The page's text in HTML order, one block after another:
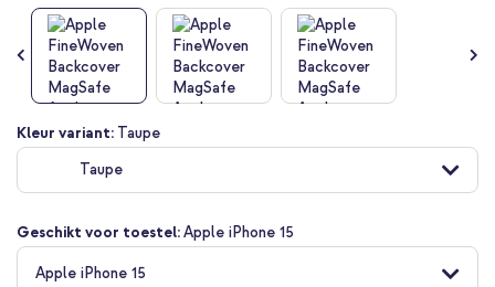
Ga
naar
begin
de
afbeeldingen-
gallerij
Kleur variant: Taupe
Taupe
Geschikt voor toestel:Apple iPhone 15
Apple iPhone 15